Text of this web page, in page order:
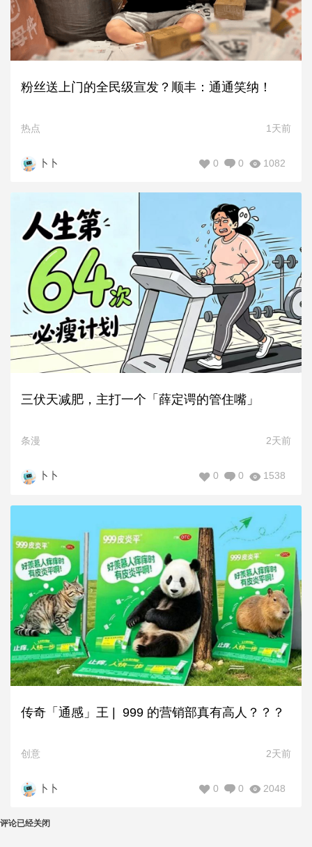
粉丝送上门的全民级宣发？顺丰：通通笑纳！
热点 1天前
卜卜 1082
0
0
三伏天减肥，主打一个「薛定谔的管住嘴」
条漫 2天前
卜卜 1538
0
0
传奇「通感」王 | 999 的营销部真有高人？？？
创意 2天前
卜卜 2048
0
0
评论已经关闭